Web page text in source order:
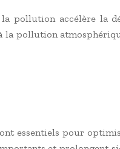
pollution accélère la
la pollution
essentiels pour